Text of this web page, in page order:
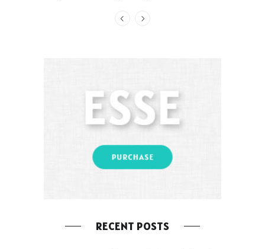
RECENT POSTS